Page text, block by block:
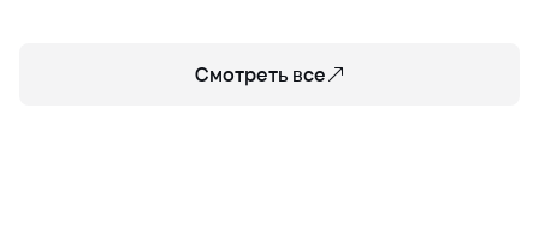
Смотреть все